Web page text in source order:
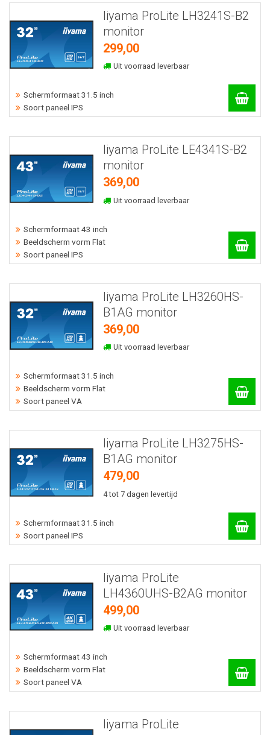
Iiyama ProLite LH3241S-B2
monitor
299,00
Uit voorraad leverbaar
Schermformaat 31.5 inch
Soort paneel IPS
Iiyama ProLite LE4341S-B2
monitor
369,00
Uit voorraad leverbaar
Schermformaat 43 inch
Beeldscherm vorm Flat
Soort paneel IPS
Iiyama ProLite LH3260HS-
B1AG monitor
369,00
Uit voorraad leverbaar
Schermformaat 31.5 inch
Beeldscherm vorm Flat
Soort paneel VA
Iiyama ProLite LH3275HS-
B1AG monitor
479,00
4 tot 7 dagen levertijd
Schermformaat 31.5 inch
Soort paneel IPS
Iiyama ProLite
LH4360UHS-B2AG monitor
499,00
Uit voorraad leverbaar
Schermformaat 43 inch
Beeldscherm vorm Flat
Soort paneel VA
Iiyama ProLite